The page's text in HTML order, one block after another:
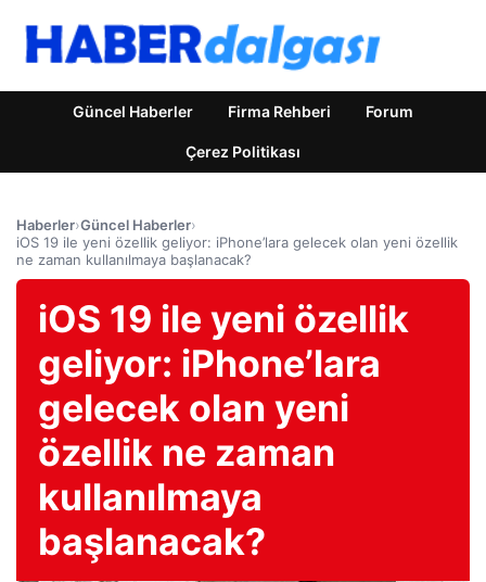
Güncel Haberler Firma Rehberi Forum
Çerez Politikası
Haberler›Güncel Haberler›
iOS 19 ile yeni özellik geliyor: iPhone’lara gelecek olan yeni özellik
ne zaman kullanılmaya başlanacak?
iOS 19 ile yeni özellik
geliyor: iPhone’lara
gelecek olan yeni
özellik ne zaman
kullanılmaya
başlanacak?